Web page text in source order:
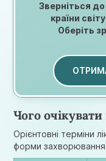
Зверніться
країни
Оберіть
Чого
Орієнтовні терміни
форми